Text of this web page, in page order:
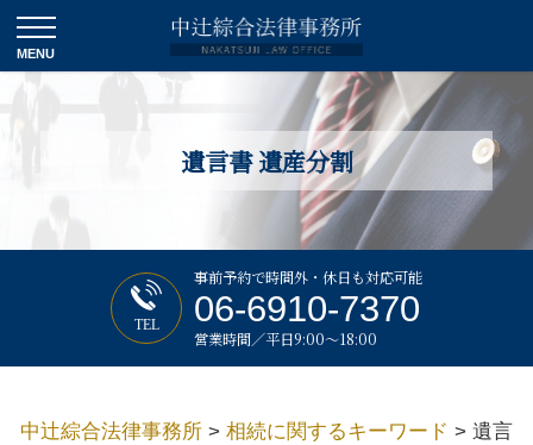
遺言書 遺産分割
TEL
事前予約で時間外・休日も対応可能
06-6910-7370
営業時間／平日9:00～18:00
中辻綜合法律事務所 > 相続に関するキーワード > 遺言